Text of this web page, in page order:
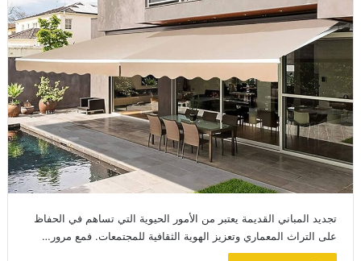
تجديد المباني القديمة يعتبر من الأمور الحيوية التي تساهم في الحفاظ
على التراث المعماري وتعزيز الهوية الثقافية للمجتمعات. فمع مرور…